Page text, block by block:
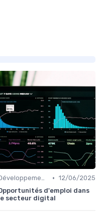
Développement Web et Mobile • 12/06/2025
d'emploi dans
secteur digital